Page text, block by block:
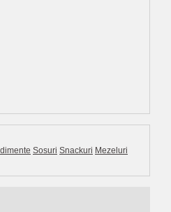
Sosuri Snackuri Mezeluri